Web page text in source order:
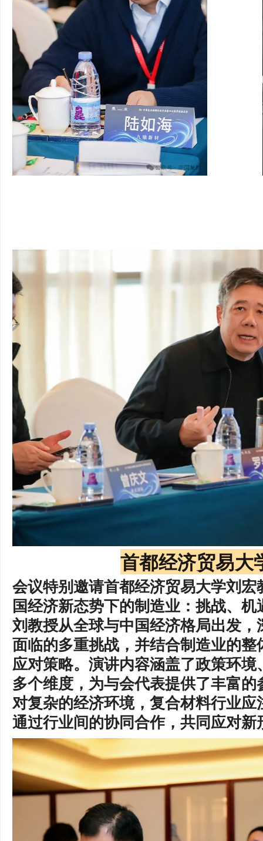
首都经济贸易大
会议特别邀请首都经济贸易大学刘
国经济新态势下的制造业：挑战、
刘教授从全球与中国经济格局出发
面临的多重挑战，并结合制造业的
应对策略。演讲内容涵盖了政策环
多个维度，为与会代表提供了丰富
对复杂的经济环境，复合材料行业
通过行业间的协同合作，共同应对